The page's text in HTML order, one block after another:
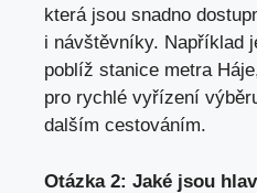
⁢která jsou snadno
i návštěvníky. Například
poblíž stanice ‍metra⁣
pro rychlé ⁤vyřízení
dalším cestováním.
Otázka 2: Jaké jsou